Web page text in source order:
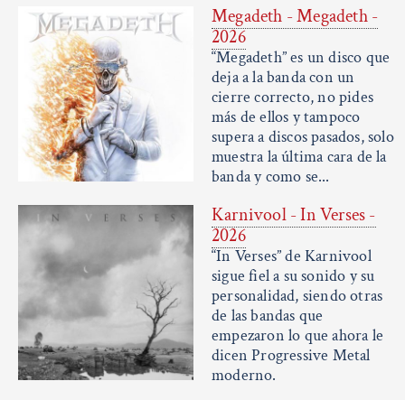
Megadeth - Megadeth -
2026
“Megadeth” es un disco que
deja a la banda con un
cierre correcto, no pides
más de ellos y tampoco
supera a discos pasados, solo
muestra la última cara de la
banda y como se...
Karnivool - In Verses -
2026
“In Verses” de Karnivool
sigue fiel a su sonido y su
personalidad, siendo otras
de las bandas que
empezaron lo que ahora le
dicen Progressive Metal
moderno.